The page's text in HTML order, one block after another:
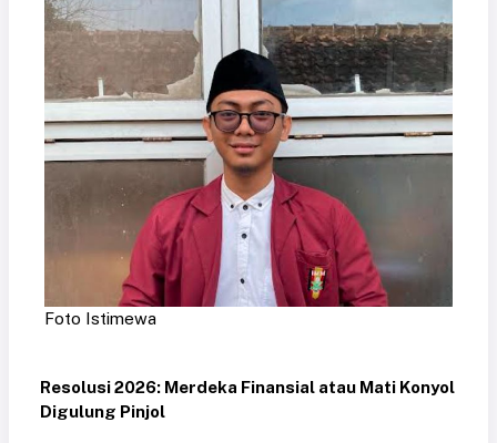
Foto Istimewa
Resolusi 2026: Merdeka Finansial atau Mati Konyol
Digulung Pinjol